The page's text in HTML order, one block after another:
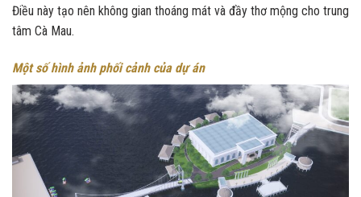
Điều này tạo nên không gian thoáng mát và đầy thơ mộng cho trung
tâm Cà Mau.
Một số hình ảnh phối cảnh của dự án